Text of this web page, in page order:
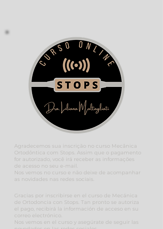
Agradecemos sua inscrição no curso Mecânica
Ortodôntica com Stops. Assim que o pagamento
for autorizado, você irá receber as informações
de acesso no seu e-mail.
Nos vemos no curso e não deixe de acompanhar
as novidades nas redes sociais.
Gracias por inscribirse en el curso de Mecánica
de Ortodoncia con Stops. Tan pronto se autoriza
el pago, recibirá la información de acceso en su
correo electrónico.
Nos vemos en el curso y asegúrate de seguir las